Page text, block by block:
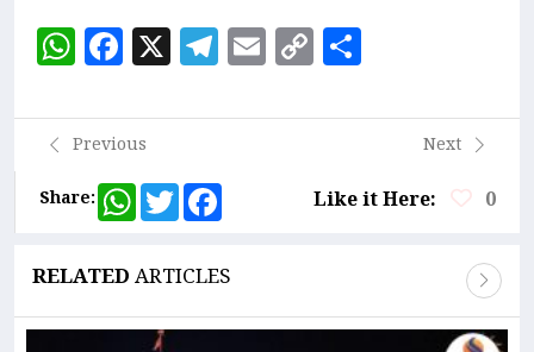
WhatsApp
Facebook
X Telegram
Email
Copy
Link
Previous
Next
Share:
WhatsApp
Twitter Like it Here: 0
RELATEDARTICLES